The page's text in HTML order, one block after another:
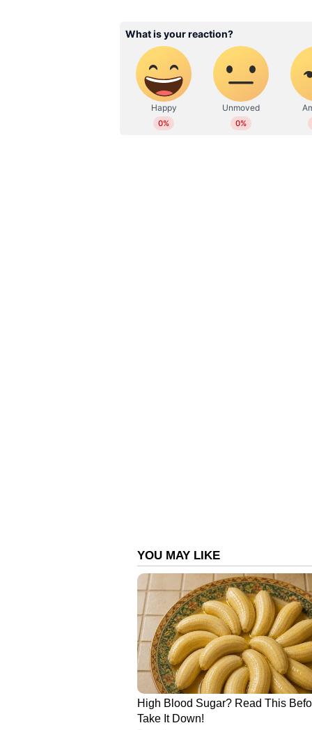
ഏതായാലും ട്രംപ് കൊണ്ട്
ഭാരമുള്ള രണ്ടാമതൊരു പോത്തും
എന്നാണ് ഇതിന്
കുസൃതിക്കാരനുമാണെന്നാണ്
തന്നെ പോത്തുകള്‍ക്ക് ഇങ്ങനെ
താരതമ്യപ്പെടുത്തുന്നതിലെയും
ചൂണ്ടിക്കാട്ടിയും ആളുകള്‍